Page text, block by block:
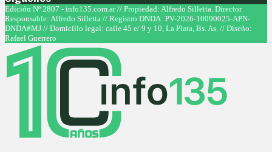
Facebook
Twitter
Instagram
Youtube
Edición Nº 2807 - info135.com.ar // Propiedad: Alfredo Silletta. Director
Responsable: Alfredo Silletta // Registro DNDA: PV-2026-10090025-APN-
DNDA#MJ // Domicilio legal: calle 45 e/ 9 y 10, La Plata, Bs. As. // Diseño:
Rafael Guerrero